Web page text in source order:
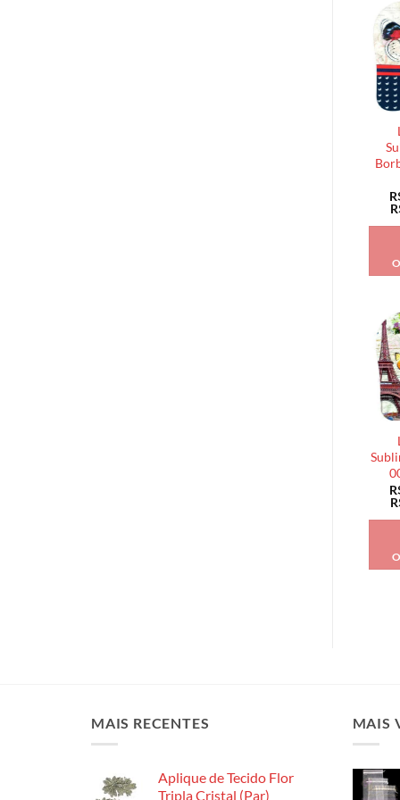
MAIS RECENTES
Aplique de Tecido Flor
Tripla Cristal (Par)
MAIS